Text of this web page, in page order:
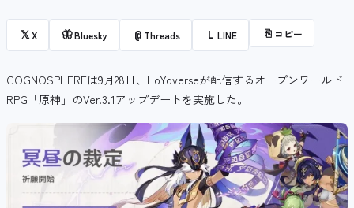
𝕏X 🦋Bluesky @ Threads L LINE ⎘ コピー
COGNOSPHEREは9月28日、HoYoverseが配信するオープンワールド
RPG「原神」のVer.3.1アップデートを実施した。